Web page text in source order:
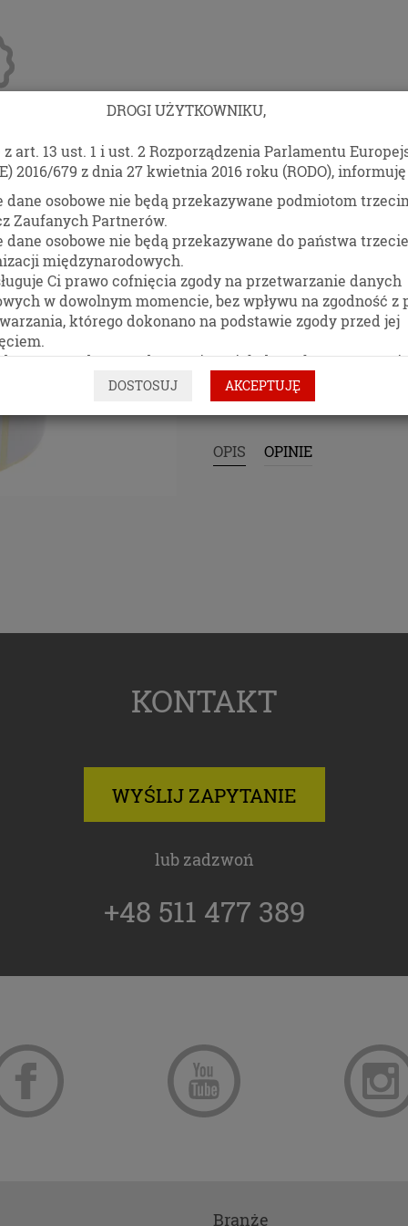
Blog Kontakt
TAŚMA WAGI
{TAWMD004}
DO SCHOWKA
UDOSTĘPNIJ
OPIS OPINIE
KONTAKT
WYŚLIJ ZAPYTANIE
lub zadzwoń
+48 511 477 389
Branże
DROGI UŻYTKOWNIKU,
art. 13 ust. 1 i ust. 2 Rozporządzenia Parlamentu
2016/679 z dnia 27 kwietnia 2016 roku (RODO), informuję
dane osobowe nie będą przekazywane podmiotom
Zaufanych Partnerów.
dane osobowe nie będą przekazywane do państwa
międzynarodowych.
Ci prawo cofnięcia zgody na przetwarzanie danych
w dowolnym momencie, bez wpływu na zgodność z
którego dokonano na podstawie zgody przed jej
prawo dostępu do treści swoich danych oraz prawo
a także do przenoszenia swoich danych
od administratora Pani/Pana danych osobowych, w
powszechnie używanym formacie
prawo wniesienia skargi do organu nadzorczego
danych osobowych, gdy uznasz, iż przetwarzanie danych
oraz analizowania ruchu na stronach i w Internecie.
zapoznać Cię ze szczegółami stosowanych przez nas
oraz z przepisami, które niebawem wejdą w życie, tak
wiedzę i komfort w korzystaniu z naszych serwisów
Klikając przycisk „przejdź do serwisu” lub zamykając
Europejskiego i Rady (UE) 2016/679 z dnia 27 kwietnia
dyrektywy 95/46/WE (określane popularnie jako „RODO”).
będzie w identycznym zakresie we wszystkich
są dane osobowe
złożenia zamówienia - imię, nazwisko oraz adres. Dane
DOSTOSUJ AKCEPTUJĘ